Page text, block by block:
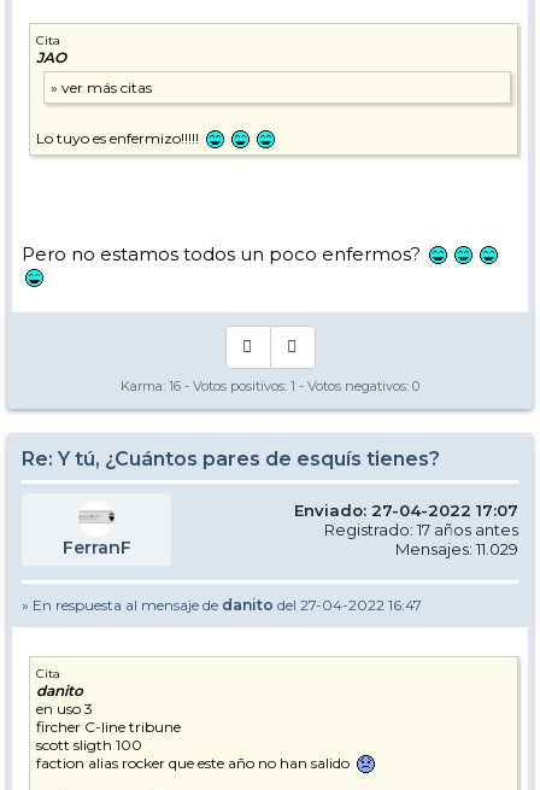
Cita
JAO
Lo tuyo es enfermizo!!!!!
Pero no estamos todos un poco enfermos?
Karma: 16 - Votos positivos: 1 - Votos negativos: 0
Re: Y tú, ¿Cuántos pares de esquís tienes?
FerranF
Enviado: 27-04-2022 17:07
Registrado: 17 años antes
Mensajes: 11.029
» En respuesta al mensaje de danito del 27-04-2022 16:47
Cita
danito
en uso 3
fircher C-line tribune
scott sligth 100
faction alias rocker que este año no han salido